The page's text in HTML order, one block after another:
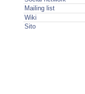
Mailing list
Wiki
Sito